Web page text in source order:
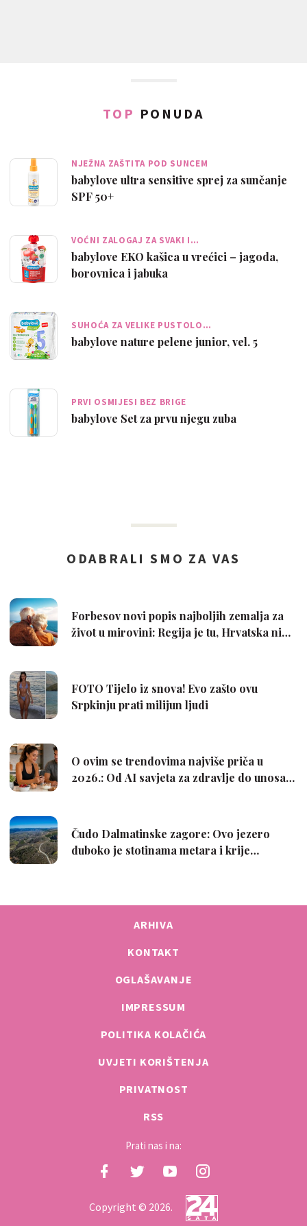
TOP PONUDA
NJEŽNA ZAŠTITA POD SUNCEM
babylove ultra sensitive sprej za sunčanje
SPF 50+
VOĆNI ZALOGAJ ZA SVAKI I…
babylove EKO kašica u vrećici – jagoda,
borovnica i jabuka
SUHOĆA ZA VELIKE PUSTOLO…
babylove nature pelene junior, vel. 5
PRVI OSMIJESI BEZ BRIGE
babylove Set za prvu njegu zuba
ARHIVA
KONTAKT
OGLAŠAVANJE
IMPRESSUM
POLITIKA KOLAČIĆA
UVJETI KORIŠTENJA
PRIVATNOST
RSS
Prati nas i na:
Copyright © 2026.